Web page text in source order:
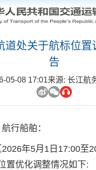
道处关于航标位置
告
05-08 17:01来源: 长江航
行船舶：
年5月1日17:00至
置优化调整情况如下: